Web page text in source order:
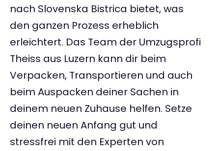
nach Slovenska Bistrica bietet, was
den ganzen Prozess erheblich
erleichtert. Das Team der Umzugsprofi
Theiss aus Luzern kann dir beim
Verpacken, Transportieren und auch
beim Auspacken deiner Sachen in
deinem neuen Zuhause helfen. Setze
deinen neuen Anfang gut und
stressfrei mit den Experten von